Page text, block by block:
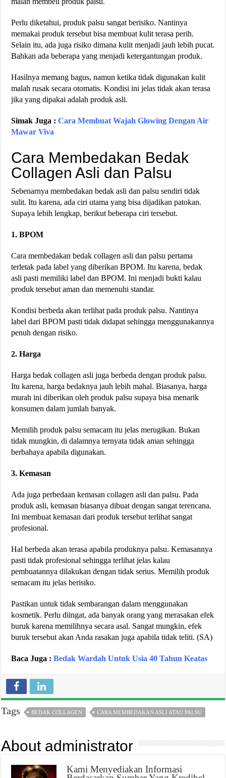
Perlu diketahui, produk palsu sangat berisiko. Nantinya
memakai produk tersebut bisa membuat kulit terasa perih.
Selain itu, ada juga risiko dimana kulit menjadi jauh lebih pucat.
Bahkan ada beberapa yang menjadi ketergantungan produk.
Hasilnya memang bagus, namun ketika tidak digunakan kulit
malah rusak secara otomatis. Kondisi ini jelas tidak akan terasa
jika yang dipakai adalah produk asli.
Simak Juga :Cara Membuat Wajah Glowing Dengan Air
Mawar Viva
Cara Membedakan Bedak
Collagen Asli dan Palsu
Sebenarnya membedakan bedak asli dan palsu sendiri tidak
sulit. Itu karena, ada ciri utama yang bisa dijadikan patokan.
Supaya lebih lengkap, berikut beberapa ciri tersebut.
1. BPOM
Cara membedakan bedak collagen asli dan palsu pertama
terletak pada label yang diberikan BPOM. Itu karena, bedak
asli pasti memiliki label dan BPOM. Ini menjadi bukti kalau
produk tersebut aman dan memenuhi standar.
Kondisi berbeda akan terlihat pada produk palsu. Nantinya
label dari BPOM pasti tidak didapat sehingga menggunakannya
penuh dengan risiko.
2. Harga
Harga bedak collagen asli juga berbeda dengan produk palsu.
Itu karena, harga bedaknya jauh lebih mahal. Biasanya, harga
murah ini diberikan oleh produk palsu supaya bisa menarik
konsumen dalam jumlah banyak.
Memilih produk palsu semacam itu jelas merugikan. Bukan
tidak mungkin, di dalamnya ternyata tidak aman sehingga
berbahaya apabila digunakan.
3. Kemasan
Ada juga perbedaan kemasan collagen asli dan palsu. Pada
produk asli, kemasan biasanya dibuat dengan sangat terencana.
Ini membuat kemasan dari produk tersebut terlihat sangat
profesional.
Hal berbeda akan terasa apabila produknya palsu. Kemasannya
pasti tidak profesional sehingga terlihat jelas kalau
pembuatannya dilakukan dengan tidak serius. Memilih produk
semacam itu jelas berisiko.
Pastikan untuk tidak sembarangan dalam menggunakan
kosmetik. Perlu diingat, ada banyak orang yang merasakan efek
buruk karena memilihnya secara asal. Sangat mungkin, efek
buruk tersebut akan Anda rasakan juga apabila tidak teliti. (SA)
Baca Juga :Bedak Wardah Untuk Usia 40 Tahun Keatas
Tags BEDAK COLLAGEN CARA MEMBEDAKAN ASLI ATAU PALSU
About administrator
Kami Menyediakan Informasi